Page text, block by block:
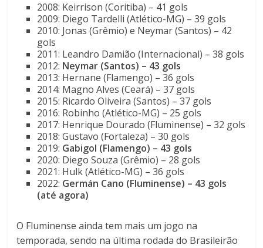
2008: Keirrison (Coritiba) – 41 gols
2009: Diego Tardelli (Atlético-MG) – 39 gols
2010: Jonas (Grêmio) e Neymar (Santos) – 42
gols
2011: Leandro Damião (Internacional) – 38 gols
2012: Neymar (Santos) – 43 gols
2013: Hernane (Flamengo) – 36 gols
2014: Magno Alves (Ceará) – 37 gols
2015: Ricardo Oliveira (Santos) – 37 gols
2016: Robinho (Atlético-MG) – 25 gols
2017: Henrique Dourado (Fluminense) – 32 gols
2018: Gustavo (Fortaleza) – 30 gols
2019: Gabigol (Flamengo) – 43 gols
2020: Diego Souza (Grêmio) – 28 gols
2021: Hulk (Atlético-MG) – 36 gols
2022: Germán Cano (Fluminense) – 43 gols
(até agora)
O Fluminense ainda tem mais um jogo na
temporada, sendo na última rodada do Brasileirão